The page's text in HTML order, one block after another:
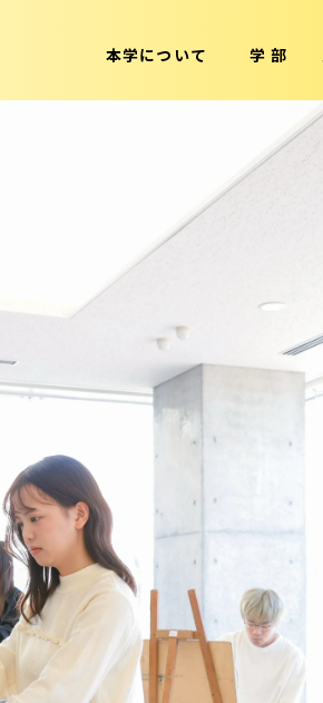
本学について 学 部